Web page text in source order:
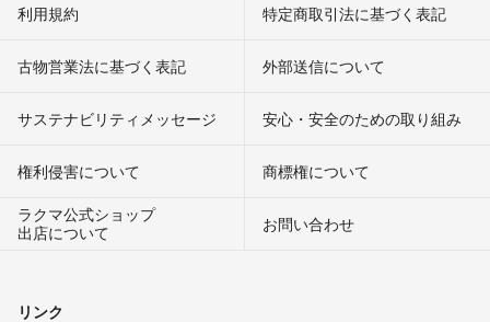
利用規約 特定商取引法に基づく表記
古物営業法に基づく表記 外部送信について
サステナビリティメッセージ 安心・安全のための取り組み
権利侵害について
商標権について
ラクマ公式ショップ
出店について
お問い合わせ
リンク